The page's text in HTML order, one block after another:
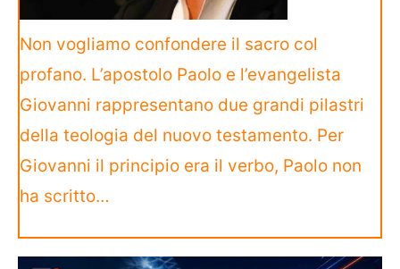
Non vogliamo confondere il sacro col
profano. L’apostolo Paolo e l’evangelista
Giovanni rappresentano due grandi pilastri
della teologia del nuovo testamento. Per
Giovanni il principio era il verbo, Paolo non
ha scritto…